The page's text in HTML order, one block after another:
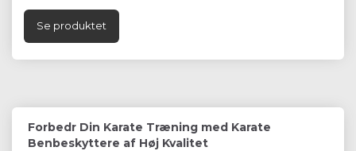
Se produktet
Forbedr Din Karate Træning med Karate
Benbeskyttere af Høj Kvalitet